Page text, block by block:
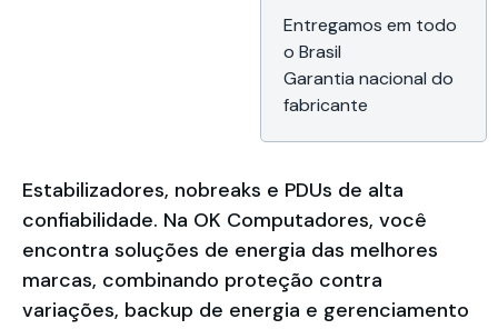
178g, Player Tizen
7.0 8GB, Áudio
integrado, WiFi e
Bluetooth, HDMI /
USB / RJ45, VESA,
36 meses da
Entregamos em todo
o Brasil
Garantia nacional do
fabricante
Estabilizadores, nobreaks e PDUs de alta
confiabilidade. Na OK Computadores, você
encontra soluções de energia das melhores
marcas, combinando proteção contra
variações, backup de energia e gerenciamento